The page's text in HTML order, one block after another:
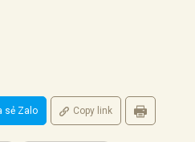
sẻ Zalo Copy link